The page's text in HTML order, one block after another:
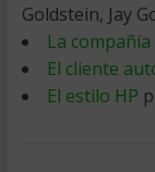
Goldstein, Jay
La
El cliente
El estilo HP